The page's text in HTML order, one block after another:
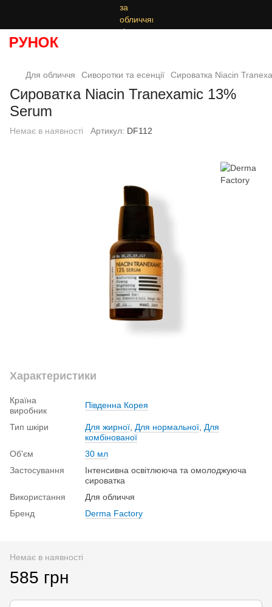
Для обличчя Сиворотки та есенції Сироватка Niacin
Сироватка Niacin Tranexamic 13%
Serum
Немає в наявності Артикул: DF112
Характеристики
Країна
виробник
Південна Корея
Тип шкіри Для жирної Для нормальної Для
комбінованої
Об'єм
30 мл
Застосування
Інтенсивна освітлююча та омолоджуюча
сироватка
Використання
Для обличчя
Бренд
Derma Factory
Немає в наявності
585 грн